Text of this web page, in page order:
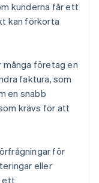
kunderna får ett
kan förkorta
företag en
faktura, som
en snabb
krävs för att
för
eller
ett